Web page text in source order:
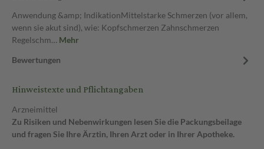
Anwendung &amp; IndikationMittelstarke Schmerzen (vor allem,
wenn sie akut sind), wie: Kopfschmerzen Zahnschmerzen
Regelschm… Mehr
Bewertungen
Hinweistexte und Pflichtangaben
Arzneimittel
Zu Risiken und Nebenwirkungen lesen Sie die Packungsbeilage
und fragen Sie Ihre Ärztin, Ihren Arzt oder in Ihrer Apotheke.